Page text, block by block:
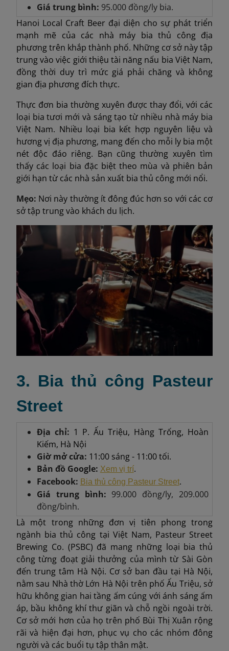
Giá trung bình: 95.000 đồng/ly bia.
Hanoi Local Craft Beer đại diện cho sự phát triển
mạnh mẽ của các nhà máy bia thủ công địa
phương trên khắp thành phố. Những cơ sở này tập
trung vào việc giới thiệu tài năng nấu bia Việt Nam,
đồng thời duy trì mức giá phải chăng và không
gian địa phương đích thực.
Thực đơn bia thường xuyên được thay đổi, với các
loại bia tươi mới và sáng tạo từ nhiều nhà máy bia
Việt Nam. Nhiều loại bia kết hợp nguyên liệu và
hương vị địa phương, mang đến cho mỗi ly bia một
nét độc đáo riêng. Bạn cũng thường xuyên tìm
thấy các loại bia đặc biệt theo mùa và phiên bản
giới hạn từ các nhà sản xuất bia thủ công mới nổi.
Mẹo: Nơi này thường ít đông đúc hơn so với các cơ
sở tập trung vào khách du lịch.
3. Bia thủ công Pasteur
Street
Địa chỉ: 1 P. Ấu Triệu, Hàng Trống, Hoàn
Kiếm, Hà Nội
Giờ mở cửa: 11:00 sáng - 11:00 tối.
Bản đồ Google: Xem vị trí.
Facebook: Bia thủ công Pasteur Street.
Giá trung bình: 99.000 đồng/ly, 209.000
đồng/bình.
Là một trong những đơn vị tiên phong trong
ngành bia thủ công tại Việt Nam, Pasteur Street
Brewing Co. (PSBC) đã mang những loại bia thủ
công từng đoạt giải thưởng của mình từ Sài Gòn
đến trung tâm Hà Nội. Cơ sở ban đầu tại Hà Nội,
nằm sau Nhà thờ Lớn Hà Nội trên phố Ấu Triệu, sở
hữu không gian hai tầng ấm cúng với ánh sáng ấm
áp, bầu không khí thư giãn và chỗ ngồi ngoài trời.
Cơ sở mới hơn của họ trên phố Bùi Thị Xuân rộng
rãi và hiện đại hơn, phục vụ cho các nhóm đông
người và các buổi tụ tập thân mật.